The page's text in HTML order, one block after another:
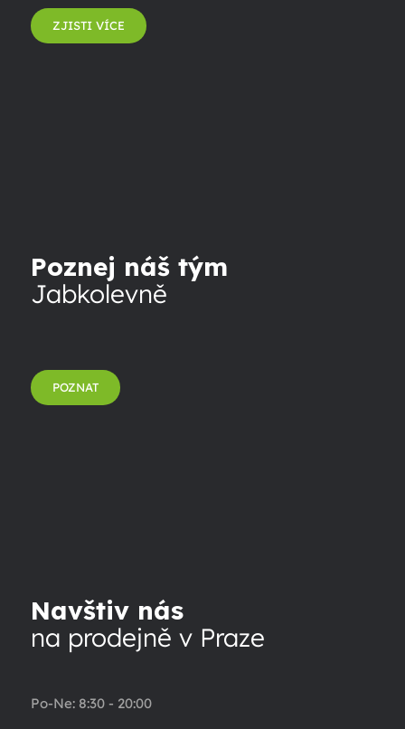
ZJISTI VÍCE
Poznej náš tým
Jabkolevně
POZNAT
Navštiv nás
na prodejně v Praze
Po-Ne: 8:30 - 20:00